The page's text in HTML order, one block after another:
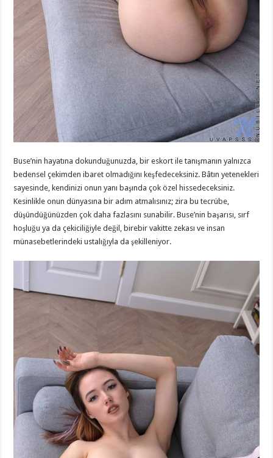
Buse’nin hayatına dokunduğunuzda, bir eskort ile tanışmanın yalnızca
bedensel çekimden ibaret olmadığını keşfedeceksiniz. Bâtın yetenekleri
sayesinde, kendinizi onun yanı başında çok özel hissedeceksiniz.
Kesinlikle onun dünyasına bir adım atmalısınız; zira bu tecrübe,
düşündüğünüzden çok daha fazlasını sunabilir. Buse’nin başarısı, sırf
hoşluğu ya da çekiciliğiyle değil, birebir vakitte zekası ve insan
münasebetlerindeki ustalığıyla da şekilleniyor.